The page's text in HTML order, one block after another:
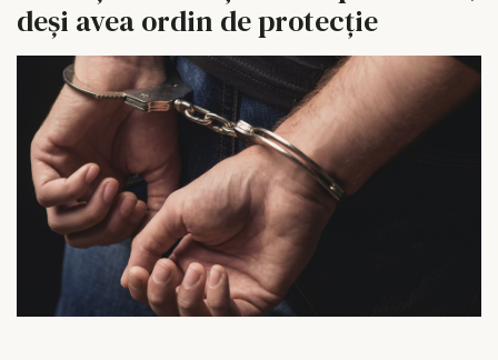
deși avea ordin de protecție